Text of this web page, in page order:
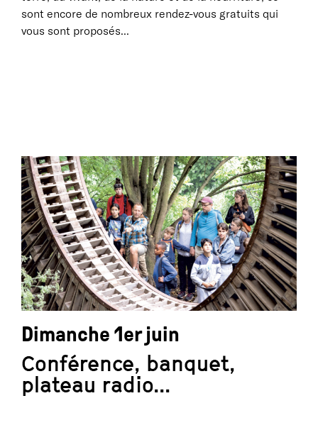
sont encore de nombreux rendez-vous gratuits qui
vous sont proposés...
Dimanche 1er juin
Conférence, banquet,
plateau radio...